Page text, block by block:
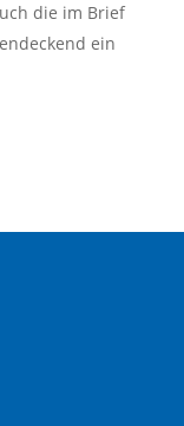
die im Brief
ein